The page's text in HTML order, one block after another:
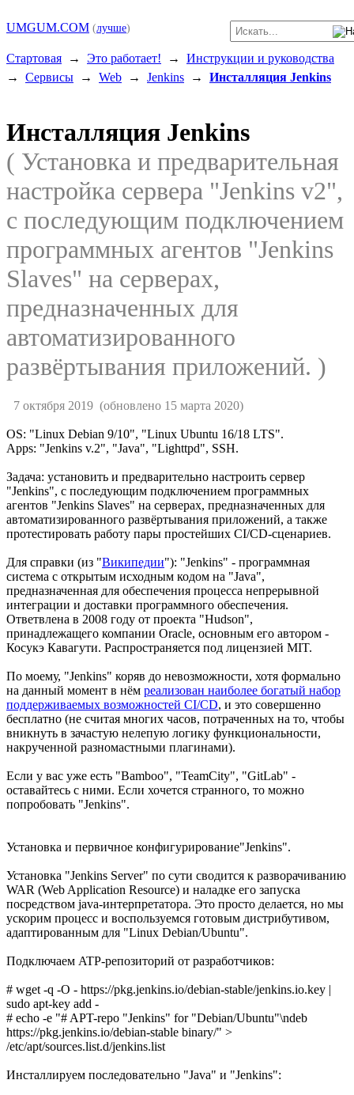
UMGUM.COM (лучше)
Стартовая → Это работает! → Инструкции и руководства
→ Сервисы → Web → Jenkins → Инсталляция Jenkins
Инсталляция Jenkins
( Установка и предварительная
настройка сервера "Jenkins v2",
с последующим подключением
программных агентов "Jenkins
Slaves" на серверах,
предназначенных для
автоматизированного
развёртывания приложений. )
7 октября 2019(обновлено 15 марта 2020)
OS: "Linux Debian 9/10", "Linux Ubuntu 16/18 LTS".
Apps: "Jenkins v.2", "Java", "Lighttpd", SSH.
Задача: установить и предварительно настроить сервер
"Jenkins", с последующим подключением программных
агентов "Jenkins Slaves" на серверах, предназначенных для
автоматизированного развёртывания приложений, а также
протестировать работу пары простейших CI/CD-сценариев.
Для справки (из "Википедии"): "Jenkins" - программная
система с открытым исходным кодом на "Java",
предназначенная для обеспечения процесса непрерывной
интеграции и доставки программного обеспечения.
Ответвлена в 2008 году от проекта "Hudson",
принадлежащего компании Oracle, основным его автором -
Косукэ Кавагути. Распространяется под лицензией MIT.
По моему, "Jenkins" коряв до невозможности, хотя формально
на данный момент в нём реализован наиболее богатый набор
поддерживаемых возможностей CI/CD, и это совершенно
бесплатно (не считая многих часов, потраченных на то, чтобы
вникнуть в зачастую нелепую логику функциональности,
накрученной разномастными плагинами).
Если у вас уже есть "Bamboo", "TeamCity", "GitLab" -
оставайтесь с ними. Если хочется странного, то можно
попробовать "Jenkins".
Установка и первичное конфигурирование"Jenkins".
Установка "Jenkins Server" по сути сводится к разворачиванию
WAR (Web Application Resource) и наладке его запуска
посредством java-интерпретатора. Это просто делается, но мы
ускорим процесс и воспользуемся готовым дистрибутивом,
адаптированным для "Linux Debian/Ubuntu".
Подключаем ATP-репозиторий от разработчиков:
# wget -q -O - https://pkg.jenkins.io/debian-stable/jenkins.io.key |
sudo apt-key add -
# echo -e "# APT-repo "Jenkins" for "Debian/Ubuntu"\ndeb
https://pkg.jenkins.io/debian-stable binary/" >
/etc/apt/sources.list.d/jenkins.list
Инсталлируем последовательно "Java" и "Jenkins":